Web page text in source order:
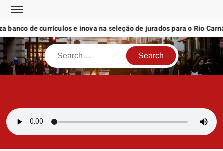
Skip
contentde currículos e inova na seleção de jurados para o Rio
Search